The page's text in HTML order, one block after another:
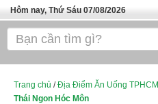
Hôm nay, Thứ Sáu 07/08/2026
Trang chủ
Tuyển Sinh Đào Tạo
Trang chủ /Địa Điểm Ăn Uống TPHCM
Thái Ngon Hóc Môn